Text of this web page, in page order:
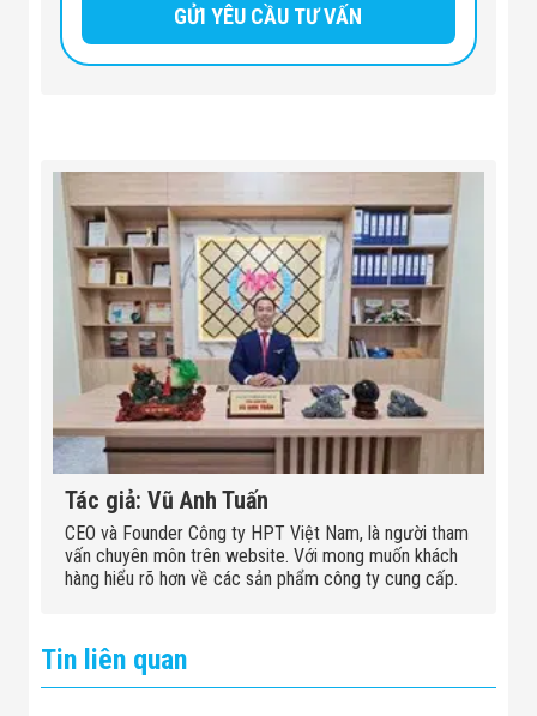
Dự Án Khối Nhà
Máy
Tin Công Nghệ
Tin Khuyến Mãi
Tin Tuyển Dụng
Liên Hệ
Tác giả: Vũ Anh Tuấn
CEO và Founder Công ty HPT Việt Nam, là người tham
vấn chuyên môn trên website. Với mong muốn khách
hàng hiểu rõ hơn về các sản phẩm công ty cung cấp.
Tin liên quan